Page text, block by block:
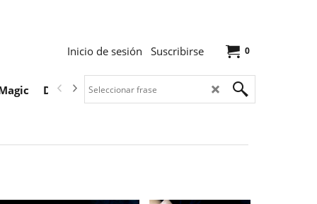
0
Inicio de sesión Suscribirse
Descargas